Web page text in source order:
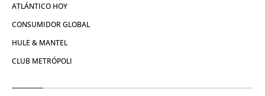
ATLÁNTICO HOY
CONSUMIDOR GLOBAL
HULE & MANTEL
CLUB METRÓPOLI